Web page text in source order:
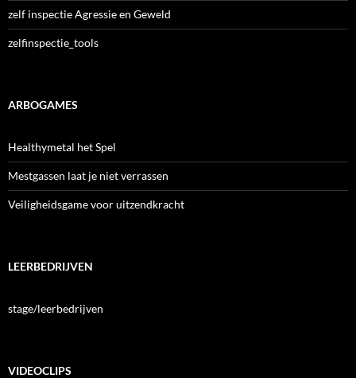
zelf inspectie Agressie en Geweld
zelfinspectie_tools
ARBOGAMES
Healthymetal het Spel
Mestgassen laat je niet verrassen
Veiligheidsgame voor uitzendkracht
LEERBEDRIJVEN
stage/leerbedrijven
VIDEOCLIPS